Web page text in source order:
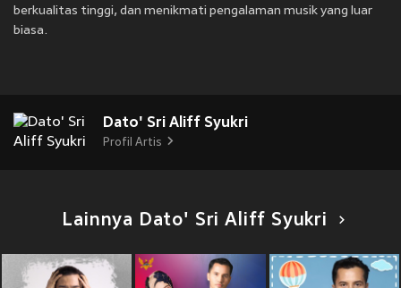
berkualitas tinggi, dan menikmati pengalaman musik yang luar
biasa.
Dato' Sri Aliff Syukri
Profil Artis
Lainnya Dato' Sri Aliff Syukri